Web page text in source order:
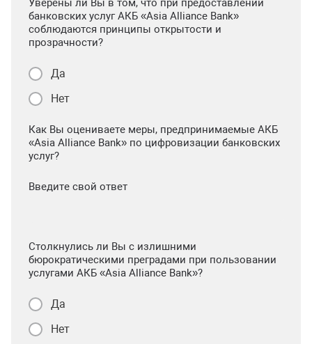
Уверены ли Вы в том, что при предоставлении
банковских услуг АКБ «Asia Alliance Bank»
соблюдаются принципы открытости и
прозрачности?
Да
Нет
Как Вы оцениваете меры, предпринимаемые АКБ
«Asia Alliance Bank» по цифровизации банковских
услуг?
Введите свой ответ
Столкнулись ли Вы с излишними
бюрократическими преградами при пользовании
услугами АКБ «Asia Alliance Bank»?
Да
Нет